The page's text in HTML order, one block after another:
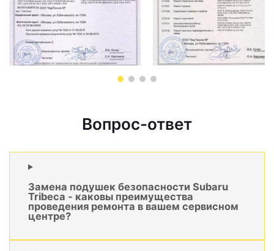
Вопрос-ответ
Замена подушек безопасности Subaru
Tribeca - каковы преимущества
проведения ремонта в вашем сервисном
центре?